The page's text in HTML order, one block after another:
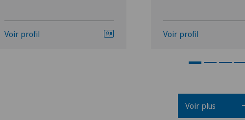
Voir profil Voir profil
Voir plus